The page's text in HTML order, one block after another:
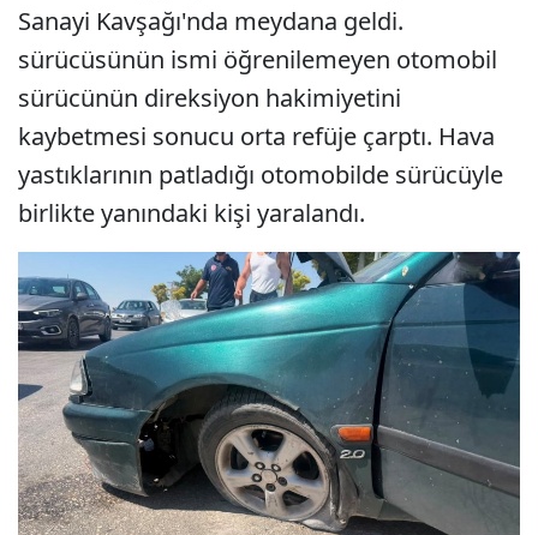
Sanayi Kavşağı'nda meydana geldi.
sürücüsünün ismi öğrenilemeyen otomobil
sürücünün direksiyon hakimiyetini
kaybetmesi sonucu orta refüje çarptı. Hava
yastıklarının patladığı otomobilde sürücüyle
birlikte yanındaki kişi yaralandı.